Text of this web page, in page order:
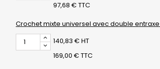
97,68 € TTC
Crochet mixte universel avec double
140,83 € HT
169,00 € TTC